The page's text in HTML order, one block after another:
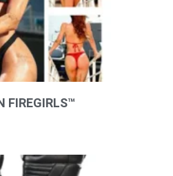
FIREGIRLS™